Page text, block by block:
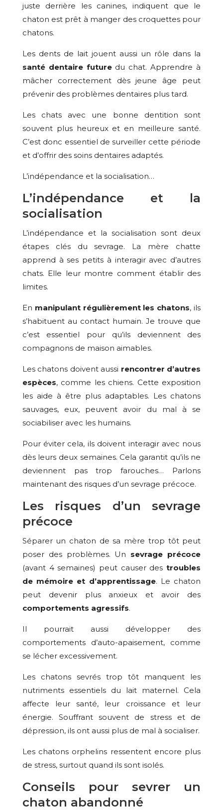
juste derrière les canines, indiquent que le
chaton est prêt à manger des croquettes pour
chatons.
Les dents de lait jouent aussi un rôle dans la
santé dentaire futuredu chat. Apprendre à
mâcher correctement dès jeune âge peut
prévenir des problèmes dentaires plus tard.
Les chats avec une bonne dentition sont
souvent plus heureux et en meilleure santé.
C’est donc essentiel de surveiller cette période
et d’offrir des soins dentaires adaptés.
L’indépendance et la socialisation…
L’indépendance et la
socialisation
L’indépendance et la socialisation sont deux
étapes clés du sevrage. La mère chatte
apprend à ses petits à interagir avec d’autres
chats. Elle leur montre comment établir des
limites.
En manipulant régulièrement les chatons, ils
s’habituent au contact humain. Je trouve que
c’est essentiel pour qu’ils deviennent des
compagnons de maison aimables.
Les chatons doivent aussi rencontrer d’autres
espèces, comme les chiens. Cette exposition
les aide à être plus adaptables. Les chatons
sauvages, eux, peuvent avoir du mal à se
sociabiliser avec les humains.
Pour éviter cela, ils doivent interagir avec nous
dès leurs deux semaines. Cela garantit qu’ils ne
deviennent pas trop farouches… Parlons
maintenant des risques d’un sevrage précoce.
Les risques d’un sevrage
précoce
Séparer un chaton de sa mère trop tôt peut
poser des problèmes. Un sevrage précoce
(avant 4 semaines) peut causer destroubles
de mémoire et d’apprentissage. Le chaton
peut devenir plus anxieux et avoir des
comportements agressifs.
Il pourrait aussi développer des
comportements d’auto-apaisement, comme
se lécher excessivement.
Les chatons sevrés trop tôt manquent les
nutriments essentiels du lait maternel. Cela
affecte leur santé, leur croissance et leur
énergie. Souffrant souvent de stress et de
dépression, ils ont aussi plus de mal à socialiser.
Les chatons orphelins ressentent encore plus
de stress, surtout quand ils sont isolés.
Conseils pour sevrer un
chaton abandonné